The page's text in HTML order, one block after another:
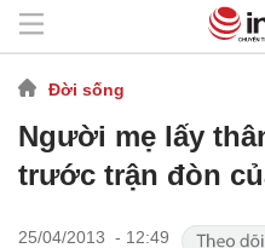
Đời sống
Người mẹ lấy
trước trận đòn
25/04/2013 - 12:49